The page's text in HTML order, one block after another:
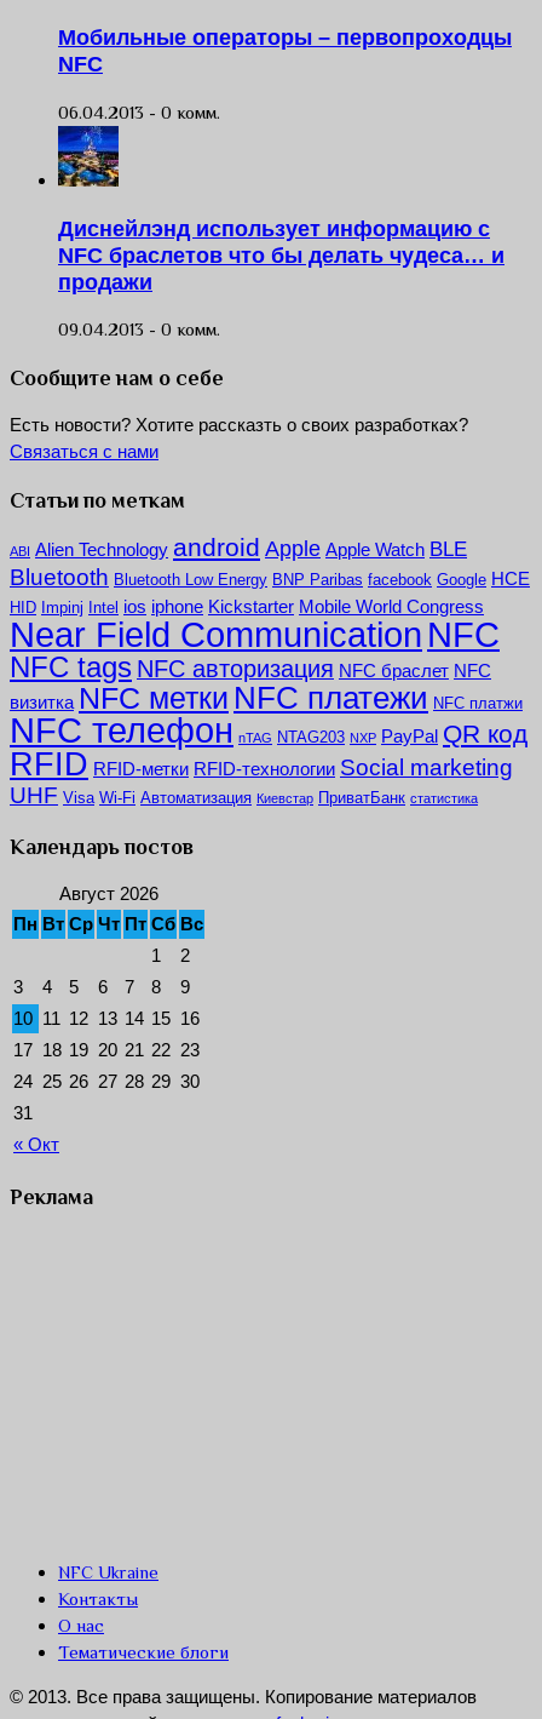
Мобильные операторы – первопроходцы
NFC
06.04.2013 - 0 комм.
Диснейлэнд использует информацию с
NFC браслетов что бы делать чудеса… и
продажи
09.04.2013 - 0 комм.
Сообщите нам о себе
Есть новости? Хотите рассказть о своих разработках?
Связаться с нами
Статьи по меткам
ABI Alien Technology android Apple Apple Watch BLE
Bluetooth Bluetooth Low Energy BNP Paribas facebook Google HCE
HID Impinj Intel ios iphone Kickstarter Mobile World Congress
Near Field Communication NFC
NFC tags NFC авторизация NFC браслет NFC
визитка NFC метки NFC платежи NFC платжи
NFC телефон nTAG NTAG203 NXP PayPal QR код
RFID RFID-метки RFID-технологии Social marketing
UHF Visa Wi-Fi Автоматизация Киевстар ПриватБанк статистика
Календарь постов
Август 2026
Пн Вт Ср Чт Пт Сб Вс
« Окт
1
2
3
4 5 6 7 8
9
10 11 12 13 14 15 16
17 18 19 20 21 22 23
24 25 26 27 28 29 30
31
Реклама
NFC Ukraine
Контакты
О нас
Тематические блоги
© 2013. Все права защищены. Копирование материалов